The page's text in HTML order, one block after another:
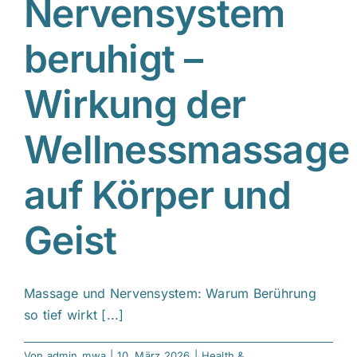
Nervensystem
beruhigt –
Wirkung der
Wellnessmassage
auf Körper und
Geist
Massage und Nervensystem: Warum Berührung
so tief wirkt [...]